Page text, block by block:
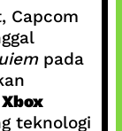
Capcom
pada
teknologi